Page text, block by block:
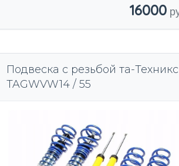
16000
Подвеска с резьбой та-Техникс
TAGWVW14 / 55